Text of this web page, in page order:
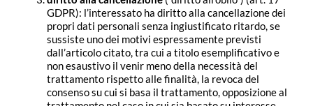
GDPR): l’interessato ha diritto alla cancellazione dei
propri dati personali senza ingiustificato ritardo, se
sussiste uno dei motivi espressamente previsti
dall’articolo citato, tra cui a titolo esemplificativo e
non esaustivo il venir meno della necessità del
trattamento rispetto alle finalità, la revoca del
consenso su cui si basa il trattamento, opposizione al